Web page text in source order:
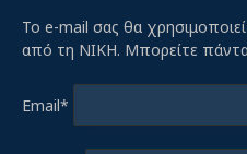
Το e-mail σας θα
από τη ΝΙΚΗ. Μπορείτε
Email*